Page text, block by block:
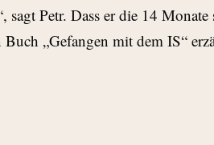
Petr. Dass er die 14
„Gefangen mit dem IS“